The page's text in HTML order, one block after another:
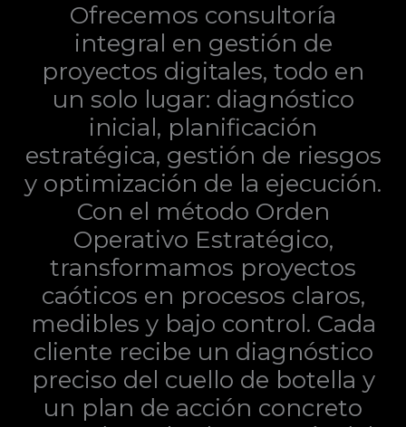
Ofrecemos consultoría
integral en gestión de
proyectos digitales, todo en
un solo lugar: diagnóstico
inicial, planificación
estratégica, gestión de riesgos
y optimización de la ejecución.
Con el método Orden
Operativo Estratégico,
transformamos proyectos
caóticos en procesos claros,
medibles y bajo control. Cada
cliente recibe un diagnóstico
preciso del cuello de botella y
un plan de acción concreto